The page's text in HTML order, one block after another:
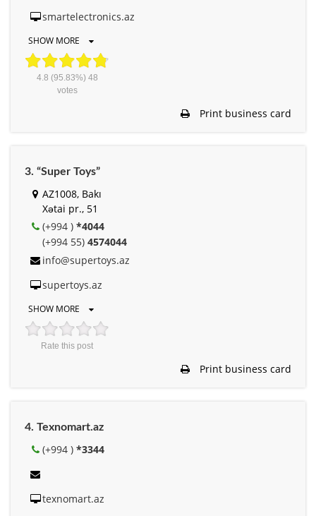
smartelectronics.az
SHOW MORE
4.8 (95.83%) 48
votes
Print business card
3. “Super Toys”
AZ1008, Bakı
Xətai pr., 51
(+994 ) *4044
(+994 55) 4574044
info@supertoys.az
supertoys.az
SHOW MORE
Rate this post
Print business card
4. Texnomart.az
(+994 ) *3344
texnomart.az